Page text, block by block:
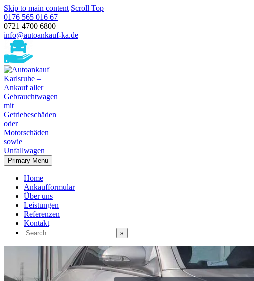
Skip to main content Scroll Top
0176 565 016 67
0721 4700 6800
info@autoankauf-ka.de
Primary Menu
Home
Ankaufformular
Über uns
Leistungen
Referenzen
Kontakt